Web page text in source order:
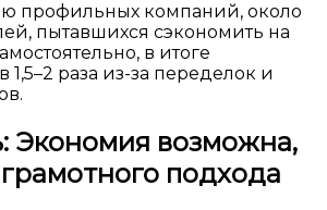
профильных компаний, около
пытавшихся сэкономить на
в итоге
раза из-за переделок и
Экономия возможна,
подхода